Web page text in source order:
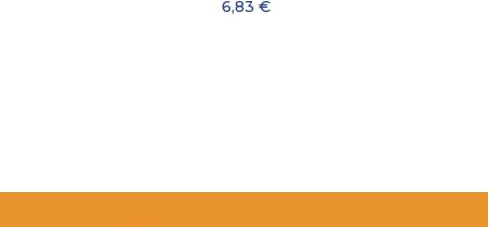
6,83 €